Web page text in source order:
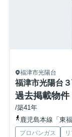
福津市光陽台
福津市光陽台
過去掲載物件
/築41年
鹿児島本線「東
プロパンガス